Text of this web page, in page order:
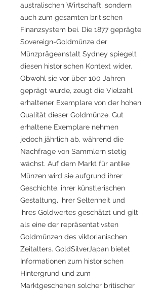
australischen Wirtschaft, sondern
auch zum gesamten britischen
Finanzsystem bei. Die 1877 geprägte
Sovereign-Goldmünze der
Münzprägeanstalt Sydney spiegelt
diesen historischen Kontext wider.
Obwohl sie vor über 100 Jahren
geprägt wurde, zeugt die Vielzahl
erhaltener Exemplare von der hohen
Qualität dieser Goldmünze. Gut
erhaltene Exemplare nehmen
jedoch jährlich ab, während die
Nachfrage von Sammlern stetig
wächst. Auf dem Markt für antike
Münzen wird sie aufgrund ihrer
Geschichte, ihrer künstlerischen
Gestaltung, ihrer Seltenheit und
ihres Goldwertes geschätzt und gilt
als eine der repräsentativsten
Goldmünzen des viktorianischen
Zeitalters. GoldSilverJapan bietet
Informationen zum historischen
Hintergrund und zum
Marktgeschehen solcher britischer